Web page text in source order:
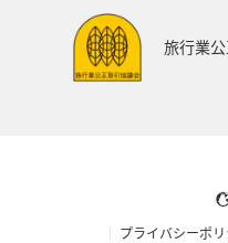
旅行業
プライバシーポ